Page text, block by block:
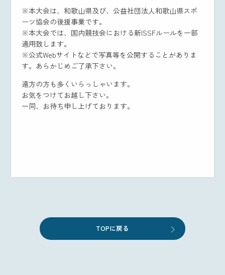
※本大会は、和歌山県及び、公益社団法人和歌山県スポ
ーツ協会の後援事業です。
※本大会では、国内競技会における新ISSFルールを一部
適用致します。
※公式Webサイトなどで写真等を公開することがありま
す。あらかじめご了承下さい。
遠方の方も多くいらっしゃいます。
お気をつけてお越し下さい。
一同、お待ち申し上げております。
TOPに戻る